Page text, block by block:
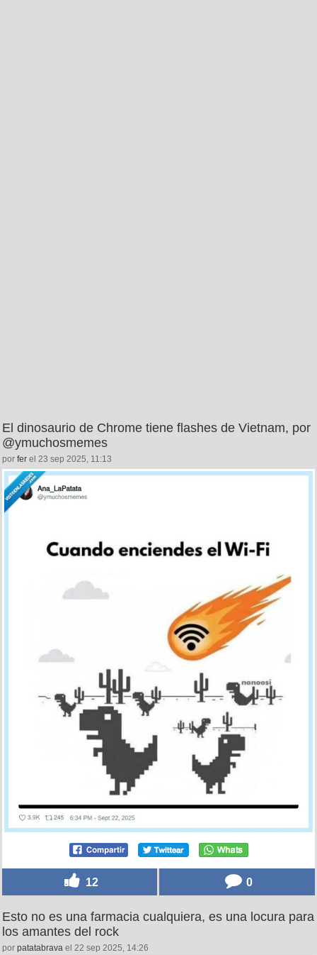
El dinosaurio de Chrome tiene flashes de Vietnam, por
@ymuchosmemes
por fer el 23 sep 2025, 11:13
12 0
Esto no es una farmacia cualquiera, es una locura para
los amantes del rock
por patatabrava el 22 sep 2025, 14:26